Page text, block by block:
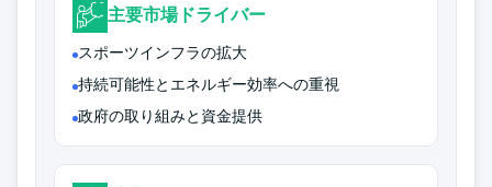
主要市場ドライバー
スポーツインフラの拡大
持続可能性とエネルギー効率への重視
政府の取り組みと資金提供